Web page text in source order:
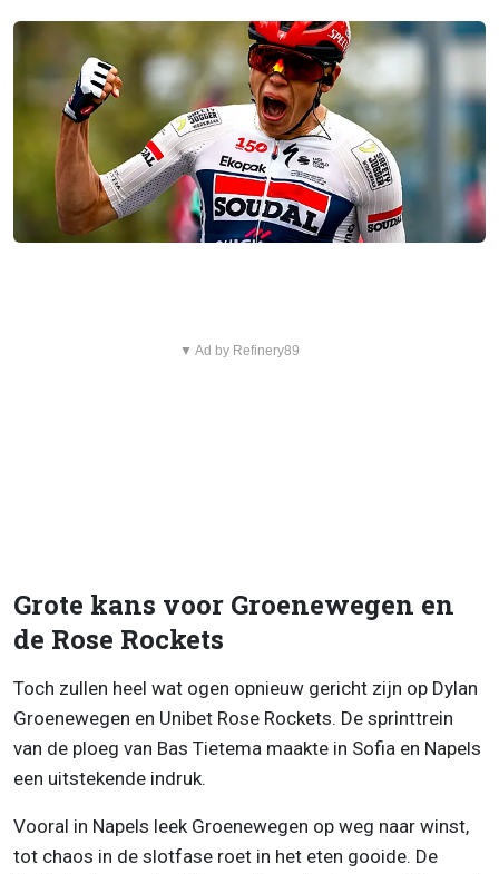
▼ Ad by Refinery89
Grote kans voor Groenewegen en
de Rose Rockets
Toch zullen heel wat ogen opnieuw gericht zijn op Dylan
Groenewegen en Unibet Rose Rockets. De sprinttrein
van de ploeg van Bas Tietema maakte in Sofia en Napels
een uitstekende indruk.
Vooral in Napels leek Groenewegen op weg naar winst,
tot chaos in de slotfase roet in het eten gooide. De